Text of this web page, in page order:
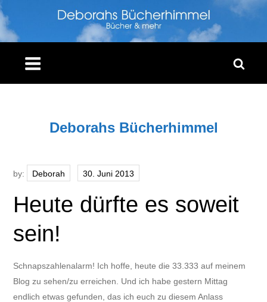
Skip
to
content
Deborahs Bücherhimmel
by: Deborah
Heute dürfte es soweit
sein!
Schnapszahlenalarm! Ich hoffe, heute die 33.333 auf meinem
Blog zu sehen/zu erreichen. Und ich habe gestern Mittag
endlich etwas gefunden, das ich euch zu diesem Anlass